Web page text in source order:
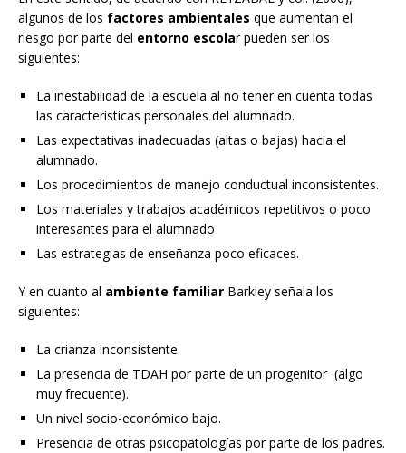
algunos de los factores ambientales que aumentan el
riesgo por parte del entorno escolar pueden ser los
siguientes:
La inestabilidad de la escuela al no tener en cuenta todas
las características personales del alumnado.
Las expectativas inadecuadas (altas o bajas) hacia el
alumnado.
Los procedimientos de manejo conductual inconsistentes.
Los materiales y trabajos académicos repetitivos o poco
interesantes para el alumnado
Las estrategias de enseñanza poco eficaces.
Y en cuanto al ambiente familiar Barkley señala los
siguientes:
La crianza inconsistente.
La presencia de TDAH por parte de un progenitor (algo
muy frecuente).
Un nivel socio-económico bajo.
Presencia de otras psicopatologías por parte de los padres.